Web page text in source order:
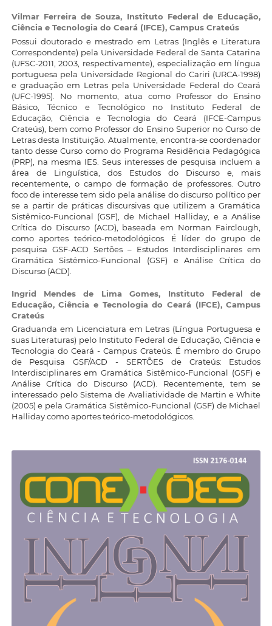
Vilmar Ferreira de Souza, Instituto Federal de Educação,
Ciência e Tecnologia do Ceará (IFCE), Campus Crateús
Possui doutorado e mestrado em Letras (Inglês e Literatura
Correspondente) pela Universidade Federal de Santa Catarina
(UFSC-2011, 2003, respectivamente), especialização em língua
portuguesa pela Universidade Regional do Cariri (URCA-1998)
e graduação em Letras pela Universidade Federal do Ceará
(UFC-1995). No momento, atua como Professor do Ensino
Básico, Técnico e Tecnológico no Instituto Federal de
Educação, Ciência e Tecnologia do Ceará (IFCE-Campus
Crateús), bem como Professor do Ensino Superior no Curso de
Letras desta Instituição. Atualmente, encontra-se coordenador
tanto desse Curso como do Programa Residência Pedagógica
(PRP), na mesma IES. Seus interesses de pesquisa incluem a
área de Linguística, dos Estudos do Discurso e, mais
recentemente, o campo de formação de professores. Outro
foco de interesse tem sido pela análise do discurso político per
se a partir de práticas discursivas que utilizem a Gramática
Sistêmico-Funcional (GSF), de Michael Halliday, e a Análise
Crítica do Discurso (ACD), baseada em Norman Fairclough,
como aportes teórico-metodológicos. É líder do grupo de
pesquisa GSF-ACD Sertões – Estudos Interdisciplinares em
Gramática Sistêmico-Funcional (GSF) e Análise Crítica do
Discurso (ACD).
Ingrid Mendes de Lima Gomes, Instituto Federal de
Educação, Ciência e Tecnologia do Ceará (IFCE), Campus
Crateús
Graduanda em Licenciatura em Letras (Língua Portuguesa e
suas Literaturas) pelo Instituto Federal de Educação, Ciência e
Tecnologia do Ceará - Campus Crateús. É membro do Grupo
de Pesquisa GSF/ACD - SERTÕES de Crateús: Estudos
Interdisciplinares em Gramática Sistêmico-Funcional (GSF) e
Análise Crítica do Discurso (ACD). Recentemente, tem se
interessado pelo Sistema de Avaliatividade de Martin e White
(2005) e pela Gramática Sistêmico-Funcional (GSF) de Michael
Halliday como aportes teórico-metodológicos.